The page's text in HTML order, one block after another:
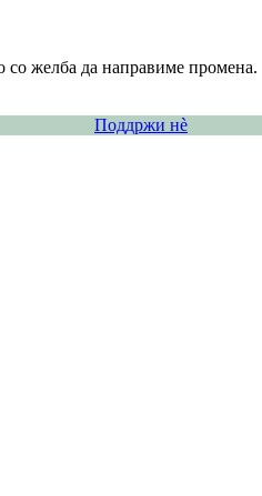
со желба да направиме промена.
Поддржи нѐ